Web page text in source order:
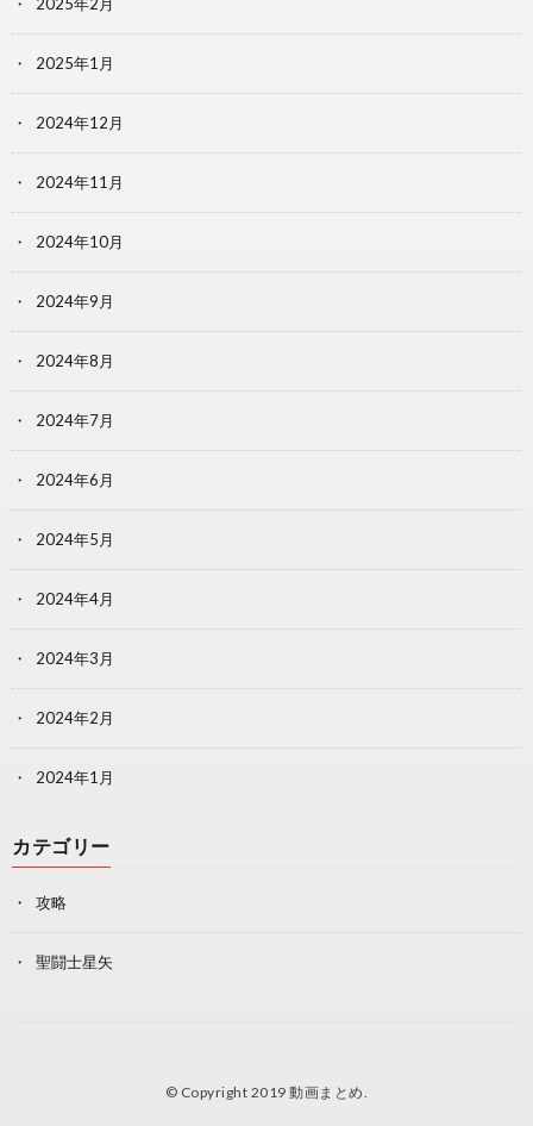
2025年1月
2024年12月
2024年11月
2024年10月
2024年9月
2024年8月
2024年7月
2024年6月
2024年5月
2024年4月
2024年3月
2024年2月
2024年1月
カテゴリー
攻略
聖闘士星矢
© Copyright 2019動画まとめ.